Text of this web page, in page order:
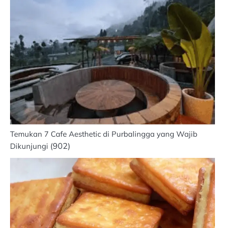
Temukan 7 Cafe Aesthetic di Purbalingga yang Wajib
Dikunjungi (902)